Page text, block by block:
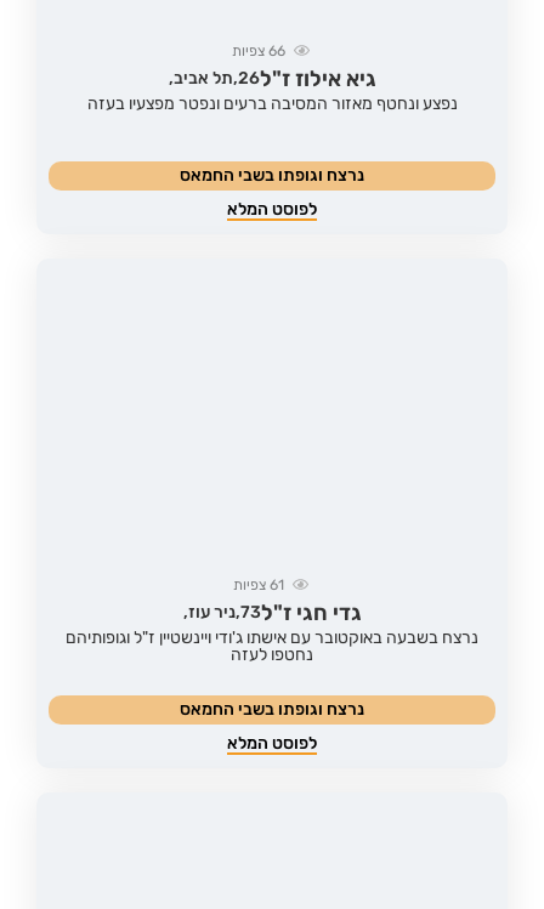
66צפיות
גיא אילוז ז"ל26, תל אביב,
נפצע ונחטף מאזור המסיבה ברעים ונפטר מפצעיו בעזה
נרצח וגופתו בשבי החמאס
לפוסט המלא
61צפיות
גדי חגי ז"ל73, ניר עוז,
נרצח בשבעה באוקטובר עם אישתו ג'ודי ויינשטיין ז"ל וגופותיהם
נחטפו לעזה
נרצח וגופתו בשבי החמאס
לפוסט המלא